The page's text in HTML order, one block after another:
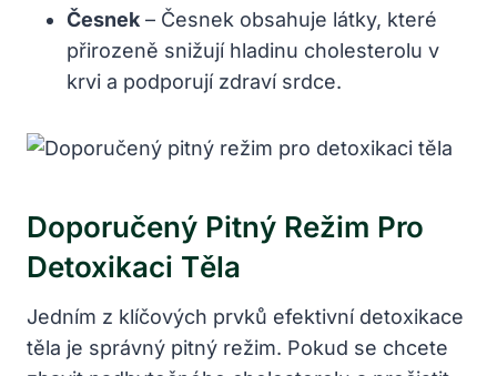
Česnek – Česnek obsahuje látky, které
přirozeně snižují hladinu cholesterolu v
krvi a podporují zdraví srdce.
Doporučený Pitný Režim Pro
Detoxikaci Těla
Jedním z klíčových prvků efektivní detoxikace
těla je správný pitný režim. Pokud se chcete